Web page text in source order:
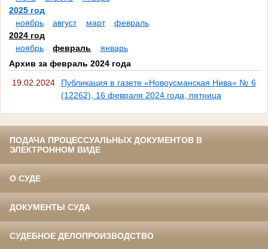
2025 год
ноябрь
август март
февраль
2024 год
ноябрь
февраль
январь
Архив за февраль 2024 года
19.02.2024
Публикация в газете «Новоусманская Нива» № 6
(12262), 16 февраля 2024 года, пятница
ПОДАЧА ПРОЦЕССУАЛЬНЫХ ДОКУМЕНТОВ В
ЭЛЕКТРОННОМ ВИДЕ
О СУДЕ
ДОКУМЕНТЫ СУДА
СУДЕБНОЕ ДЕЛОПРОИЗВОДСТВО